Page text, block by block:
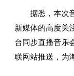
据悉，本次
新媒体的高度关
台同步直播音乐
联网站推送，为